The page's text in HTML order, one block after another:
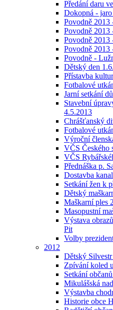
Předání daru
Dokopná -
Povodně 2013
Povodně 2013
Povodně 2013
Povodně 2013
Povodně -
Dětský den
Přístavba
Fotbalové
Jarní setkání
Stavební
4.5.2013
Chrášťanský
Fotbalové
Výroční
VČS Českého
VČS
Přednáška p.
Dostavba
Setkání žen k
Dětský
Maškarní ples
Masopustní
Výstava
Pit
Volby
2012
Dětský
Zpívání koled
Setkání
Mikulášská
Výstavba
Historie obce